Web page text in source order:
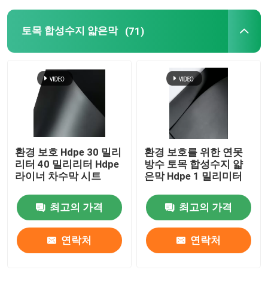
토목 합성수지 얇은막 (71)
환경 보호 Hdpe 30 밀리
리터 40 밀리리터 Hdpe
라이너 차수막 시트
최고의 가격
연락처
환경 보호를 위한 연못
방수 토목 합성수지 얇
은막 Hdpe 1 밀리미터
최고의 가격
연락처